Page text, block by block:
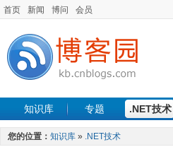
首页 新闻 博问 会员
知识库 专题 .NET技术
手机开发 软件工程
您的位置： 知识库 » .NET技术